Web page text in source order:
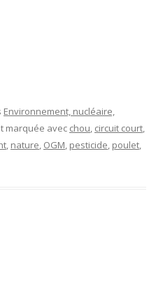
Environnement, nucléaire,
marquée avec chou, circuit court,
, nature, OGM, pesticide, poulet,